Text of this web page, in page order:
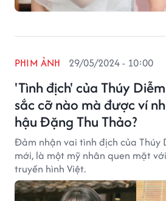
'Tình địch' của Thúy
sắc cỡ nào mà được ví
hậu Đặng Thu Thảo?
PHIM ẢNH 29/05/2024 - 10:00
Đảm nhận vai tình địch của Thúy
mới, là một mỹ nhân quen mặt
truyền hình Việt.